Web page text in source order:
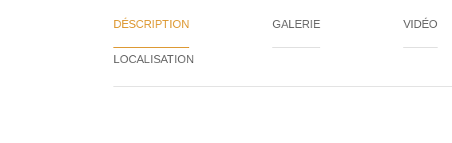
DÉSCRIPTION GALERIE VIDÉO